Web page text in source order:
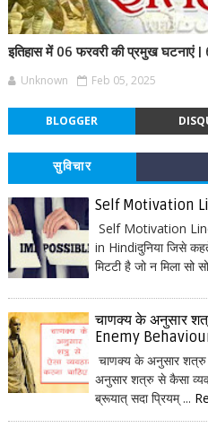
इतिहास में 06 फरवरी की प्रमुख
Unknown Feb 05, 2025
BLOGGER
सुविचार
Self Motivation
Self Motivation
in Hindiदुनिया जिसे
मिटटी है जो न मिला सो
चाणक्य के अनुसार
Enemy
चाणक्य के अनुसार शत्रु
अनुसार शत्रु से कैसा
ब्रूयात् सदा प्रियम् ...